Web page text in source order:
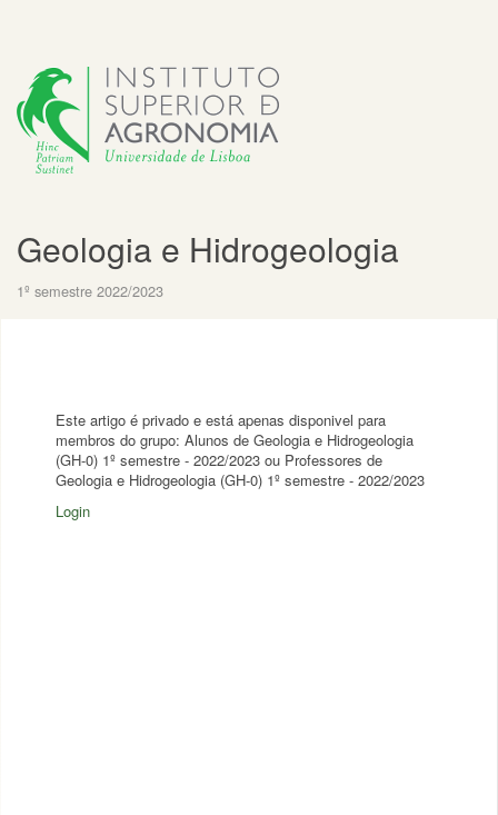
Geologia e Hidrogeologia
1º semestre 2022/2023
Este artigo é privado e está apenas disponivel para
membros do grupo: Alunos de Geologia e Hidrogeologia
(GH-0) 1º semestre - 2022/2023 ou Professores de
Geologia e Hidrogeologia (GH-0) 1º semestre - 2022/2023
Login